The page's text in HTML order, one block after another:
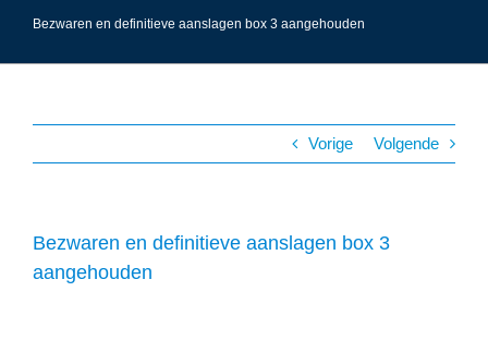
Bezwaren en definitieve aanslagen box 3 aangehouden
Vorige Volgende
Bezwaren en definitieve aanslagen box 3
aangehouden